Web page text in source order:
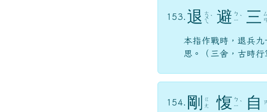
153. 退 ㄊ
ㄨ
ㄟ
ˋ 避 ㄅ
ㄧ ˋ 三 ㄙ
ㄢ
本指作戰時，退兵
思。（三舍，古時行
154. 剛
ㄍ
ㄤ
愎 ㄅ
ㄧ ˋ 自 ㄗ